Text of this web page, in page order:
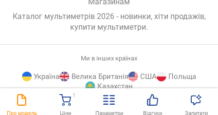
Про модель Ціни
1
Параметри Відгуки Запитати
Каталог мультиметрів 2026 - новинки, хіти продажів,
купити мультиметри.
Ми в інших країнах
Україна Велика Британія США
Польща
Казахстан
© E-Katalog, 2026 ВГОРУ